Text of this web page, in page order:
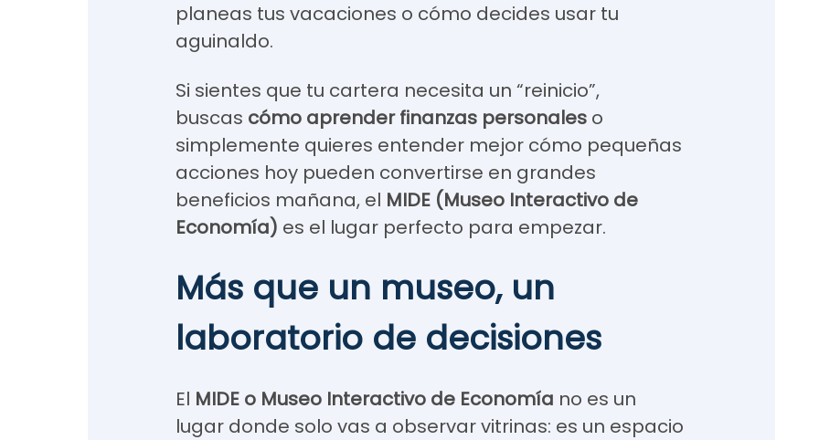
planeas tus vacaciones o cómo decides usar tu
aguinaldo.
Si sientes que tu cartera necesita un “reinicio”,
buscas cómo aprender finanzas personales o
simplemente quieres entender mejor cómo pequeñas
acciones hoy pueden convertirse en grandes
beneficios mañana, el MIDE (Museo Interactivo de
Economía) es el lugar perfecto para empezar.
Más que un museo, un
laboratorio de decisiones
El MIDE o Museo Interactivo de Economía no es un
lugar donde solo vas a observar vitrinas: es un espacio